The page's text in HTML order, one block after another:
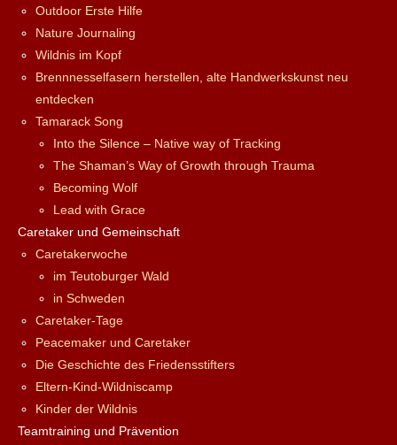
Outdoor Erste Hilfe
Nature Journaling
Wildnis im Kopf
Brennnesselfasern herstellen, alte Handwerkskunst neu
entdecken
Tamarack Song
Into the Silence – Native way of Tracking
The Shaman’s Way of Growth through Trauma
Becoming Wolf
Lead with Grace
Caretaker und Gemeinschaft
Caretakerwoche
im Teutoburger Wald
in Schweden
Caretaker-Tage
Peacemaker und Caretaker
Die Geschichte des Friedensstifters
Eltern-Kind-Wildniscamp
Kinder der Wildnis
Teamtraining und Prävention